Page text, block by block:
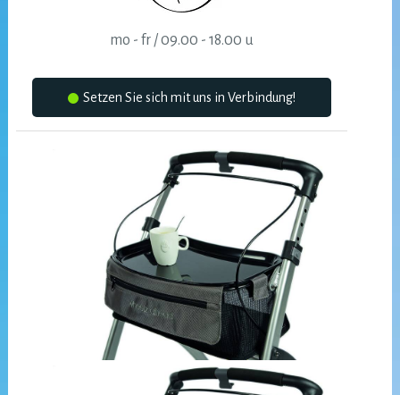
mo - fr / 09.00 - 18.00 u
Setzen Sie sich mit uns in Verbindung!